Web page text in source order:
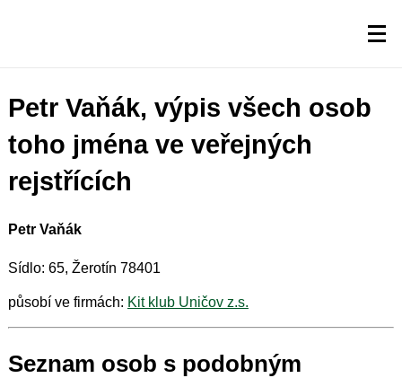
Petr Vaňák, výpis všech osob
toho jména ve veřejných
rejstřících
Petr Vaňák
Sídlo: 65, Žerotín 78401
působí ve firmách: Kit klub Uničov z.s.
Seznam osob s podobným